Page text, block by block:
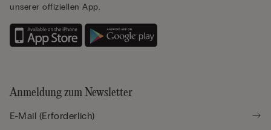
unserer offiziellen App.
Anmeldung zum Newsletter